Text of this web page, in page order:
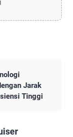
Jarak
Tinggi